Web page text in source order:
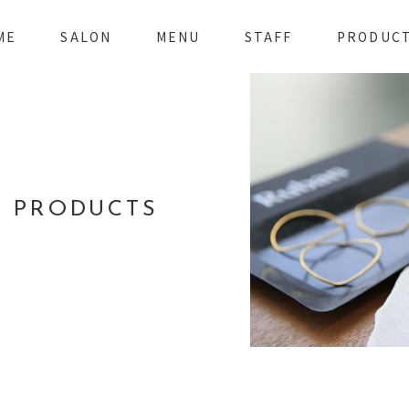
SALON MENU STAFF
PRODUCTS